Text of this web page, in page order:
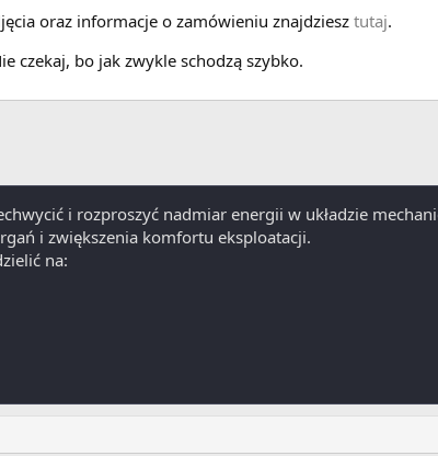
oraz informacje o zamówieniu znajdziesz tutaj.
czekaj, bo jak zwykle schodzą szybko.
i rozproszyć nadmiar energii w układzie
i zwiększenia komfortu eksploatacji.
na: